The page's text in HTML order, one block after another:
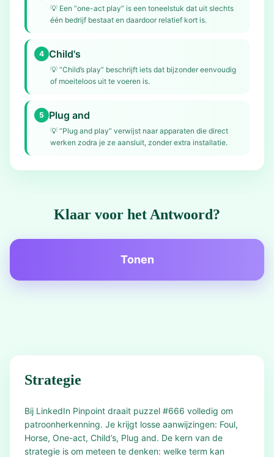
💡 Een “one-act play” is een toneelstuk dat uit slechts
één bedrijf bestaat en daardoor relatief kort is.
4 Child's
💡 “Child’s play” beschrijft iets dat bijzonder eenvoudig
of moeiteloos uit te voeren is.
5 Plug and
💡 “Plug and play” verwijst naar apparaten die direct
werken zodra je ze aansluit, zonder extra installatie.
Klaar voor het Antwoord?
Tonen
Strategie
Bij LinkedIn Pinpoint draait puzzel #666 volledig om
patroonherkenning. Je krijgt losse aanwijzingen: Foul,
Horse, One-act, Child’s, Plug and. De kern van de
strategie is om meteen te denken: welke term kan